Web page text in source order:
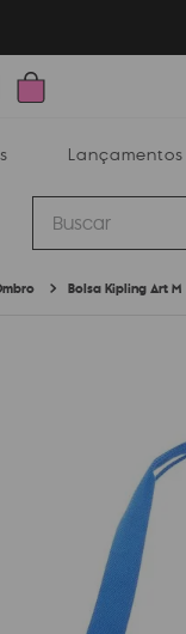
Lançamentos
Buscar
Bolsa Kipling Art M